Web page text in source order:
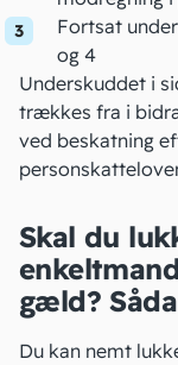
Fortsat
og 4
Underskuddet i
trækkes fra i
ved beskatning
Skal du
gæld?
Du kan nemt